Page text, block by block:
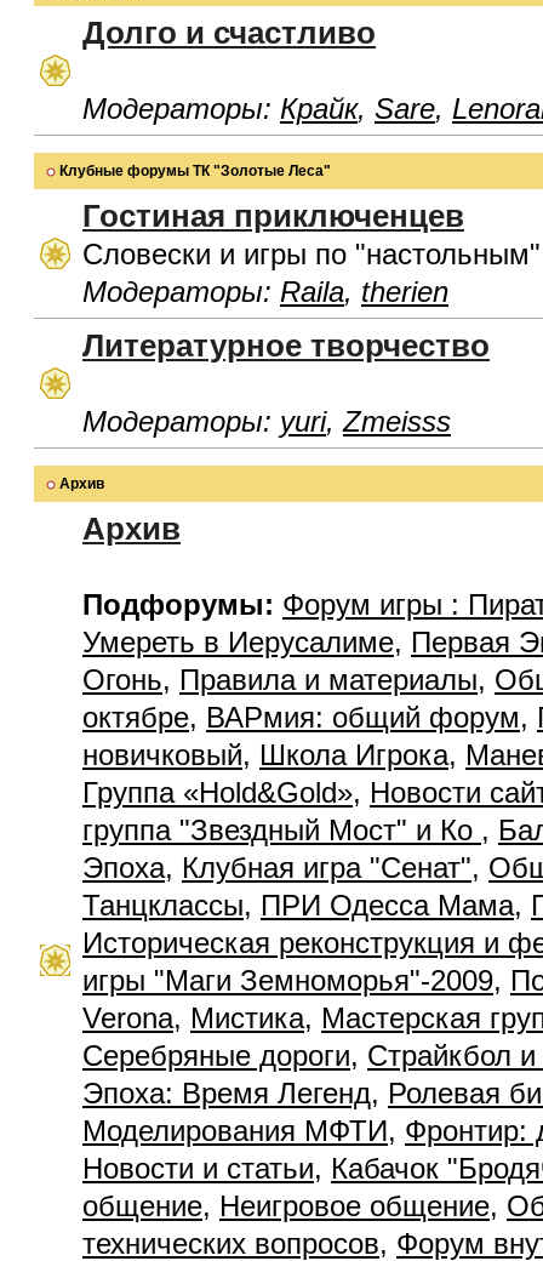
Долго и счастливо
Модераторы: Крайк, Sare,
Клубные форумы ТК "Золотые Леса"
Гостиная приключенцев
Словески и игры по
Модераторы: Raila, therien
Литературное творчество
Модераторы: yuri,Zmeisss
Архив
Архив
Подфорумы: Форум игры :
Умереть в Иерусалиме, Первая
Огонь, Правила и материалы,
октябре, ВАРмия: общий форум,
новичковый, Школа Игрока,
Группа «Hold&Gold», Новости
группа "Звездный Мост" и Ко ,
Эпоха, Клубная игра "Сенат",
Танцклассы, ПРИ Одесса Мама,
Историческая реконструкция и
игры "Маги Земноморья"-2009,
Verona, Мистика, Мастерская
Серебряные дороги, Страйкбол и
Эпоха: Время Легенд, Ролевая
Моделирования МФТИ, Фронтир:
Новости и статьи, Кабачок
общение, Неигровое общение,
технических вопросов, Форум